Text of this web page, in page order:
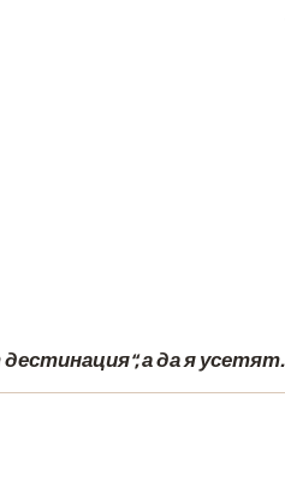
а да я усетят.